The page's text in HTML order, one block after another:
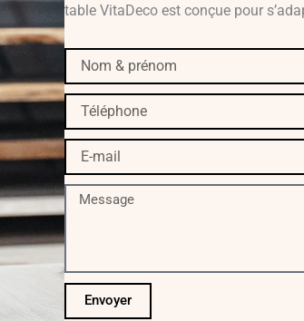
table VitaDeco est conçue pour
prénom
Téléphone
E-
mail
Message
Envoyer